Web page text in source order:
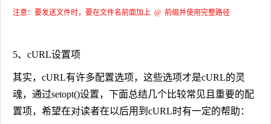
注意：要发送文件时，要在文件名前面加上 @ 前缀并使用完整路径
5、cURL设置项
其实，cURL有许多配置选项，这些选项才是cURL的灵
魂，通过setopt()设置，下面总结几个比较常见且重要的配
置项，希望在对读者在以后用到cURL时有一定的帮助：